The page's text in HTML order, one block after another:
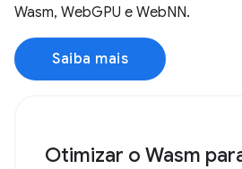
Wasm, WebGPU e WebNN.
Saiba mais
Otimizar o Wasm